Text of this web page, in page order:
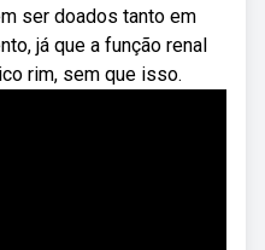
ser doados tanto em
já que a função renal
rim, sem que isso.